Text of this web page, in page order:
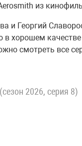
из
и Георгий
в хорошем
смотреть все
(сезон 2026, серия 8)